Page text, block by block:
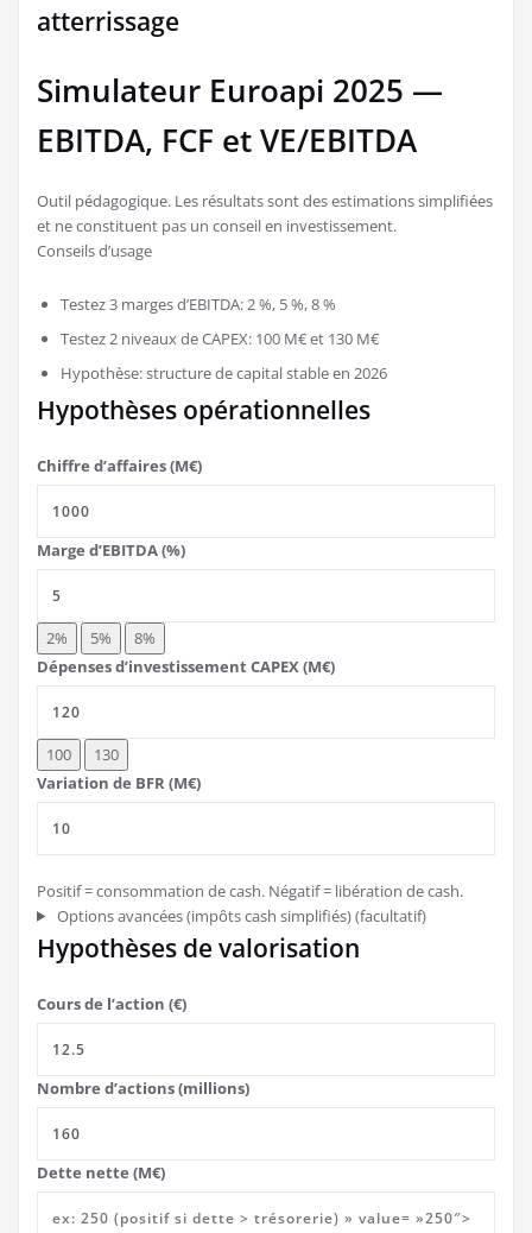
atterrissage
Simulateur Euroapi 2025 —
EBITDA, FCF et VE/EBITDA
Outil pédagogique. Les résultats sont des estimations simplifiées
et ne constituent pas un conseil en investissement.
Conseils d’usage
Testez 3 marges d’EBITDA: 2 %, 5 %, 8 %
Testez 2 niveaux de CAPEX: 100 M€ et 130 M€
Hypothèse: structure de capital stable en 2026
Hypothèses opérationnelles
Chiffre d’affaires (M€)
Marge d’EBITDA (%)
2% 5%
8%
Dépenses d’investissement CAPEX (M€)
100
130
Variation de BFR (M€)
Positif = consommation de cash. Négatif = libération de cash.
Options avancées (impôts cash simplifiés)(facultatif)
Hypothèses de valorisation
Cours de l’action (€)
Nombre d’actions (millions)
Dette nette (M€)